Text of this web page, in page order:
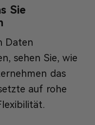
Sie
Daten
sehen Sie, wie
das
auf rohe